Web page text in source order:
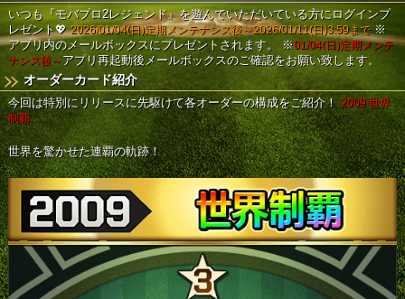
いつも『モバプロ2レジェンド』を遊んでいただいている方にログインプ
レゼント💖 2026/01/04(日)定期メンテナンス後～2026/01/11(日)3:59まで※
アプリ内のメールボックスにプレゼントされます。
※01/04(日)定期メンテ
ナンス後～ アプリ再起動後メールボックスのご確認をお願い致します。
オーダーカード紹介
今回は特別にリリースに先駆けて各オーダーの構成をご紹介！ 2009 世界
制覇
世界を驚かせた連覇の軌跡！